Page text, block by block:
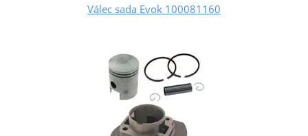
Válec sada Evok 100081160